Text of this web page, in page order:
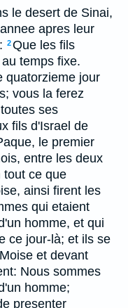
le desert de Sinai,
apres leur
2Que les fils
temps fixe.
quatorzieme jour
vous la ferez
ses
fils d'Israel de
le premier
entre les deux
tout ce que
ainsi firent les
qui etaient
homme, et qui
ce jour-là; et ils se
et devant
Nous sommes
homme;
presenter